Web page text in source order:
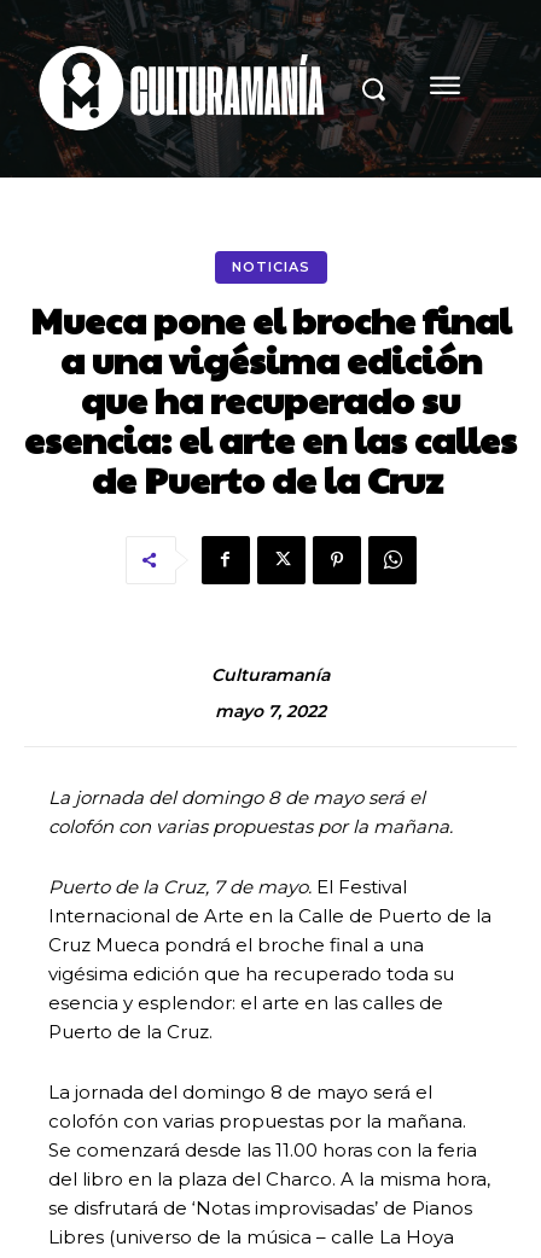
NOTICIAS
Mueca pone el broche final
a una vigésima edición
que ha recuperado su
esencia: el arte en las calles
de Puerto de la Cruz
Culturamanía
mayo 7, 2022
La jornada del domingo 8 de mayo será el
colofón con varias propuestas por la mañana.
Puerto de la Cruz, 7 de mayo. El Festival
Internacional de Arte en la Calle de Puerto de la
Cruz Mueca pondrá el broche final a una
vigésima edición que ha recuperado toda su
esencia y esplendor: el arte en las calles de
Puerto de la Cruz.
La jornada del domingo 8 de mayo será el
colofón con varias propuestas por la mañana.
Se comenzará desde las 11.00 horas con la feria
del libro en la plaza del Charco. A la misma hora,
se disfrutará de ‘Notas improvisadas’ de Pianos
Libres (universo de la música – calle La Hoya